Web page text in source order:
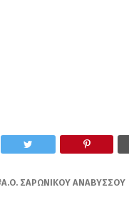
Α.Ο. ΣΑΡΩΝΙΚΟΎ ΑΝΑΒΎΣΣΟΥ